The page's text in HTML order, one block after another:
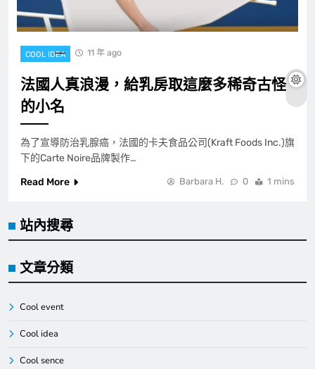
COOL IDEA 11 年 ago
法國人真浪漫，給乳房取這麼多稀奇古怪
的小名
為了宣導防治乳腺癌，法國的卡夫食品公司(Kraft Foods Inc.)旗
下的Carte Noire品牌製作…
Read More
Barbara H. 0 1 mins
站內搜尋
文章分類
Cool event
Cool idea
Cool sence